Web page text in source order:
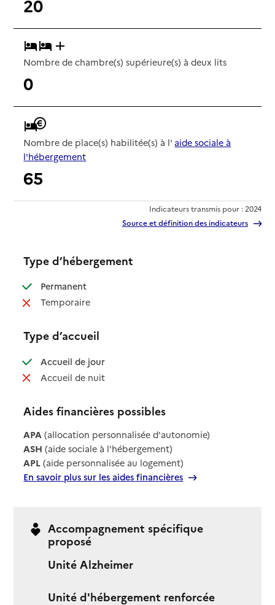
20
Nombre de chambre(s) supérieure(s) à deux lits
0
Nombre de place(s) habilitée(s) à l' aide sociale à
l'hébergement
65
Indicateurs transmis pour : 2024
Source et définition des indicateurs
Type d’hébergement
Permanent: disponible
Temporaire: non disponible
Type d’accueil
Accueil de jour: disponible
Accueil de nuit: non disponible
Aides financières possibles
APA (allocation personnalisée d'autonomie)
ASH (aide sociale à l'hébergement)
APL (aide personnalisée au logement)
En savoir plus sur les aides financières
Accompagnement spécifique
proposé
Unité Alzheimer
Unité d'hébergement renforcée